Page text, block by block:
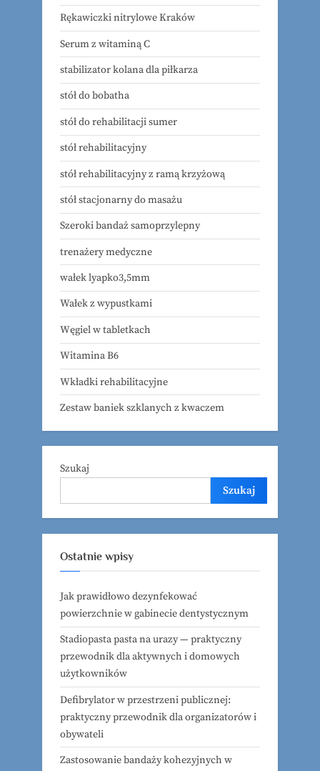
Rękawiczki nitrylowe Kraków
Serum z witaminą C
stabilizator kolana dla piłkarza
stół do bobatha
stół do rehabilitacji sumer
stół rehabilitacyjny
stół rehabilitacyjny z ramą krzyżową
stół stacjonarny do masażu
Szeroki bandaż samoprzylepny
trenażery medyczne
wałek lyapko3,5mm
Wałek z wypustkami
Węgiel w tabletkach
Witamina B6
Wkładki rehabilitacyjne
Zestaw baniek szklanych z kwaczem
Szukaj
Szukaj
Ostatnie wpisy
Jak prawidłowo dezynfekować
powierzchnie w gabinecie dentystycznym
Stadiopasta pasta na urazy — praktyczny
przewodnik dla aktywnych i domowych
użytkowników
Defibrylator w przestrzeni publicznej:
praktyczny przewodnik dla organizatorów i
obywateli
Zastosowanie bandaży kohezyjnych w